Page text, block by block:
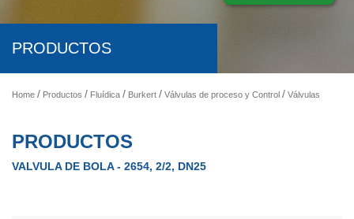
PRODUCTOS
Home Productos Fluídica Burkert Válvulas de proceso y Control Válvulas de bola
PRODUCTOS
VALVULA DE BOLA - 2654, 2/2, DN25